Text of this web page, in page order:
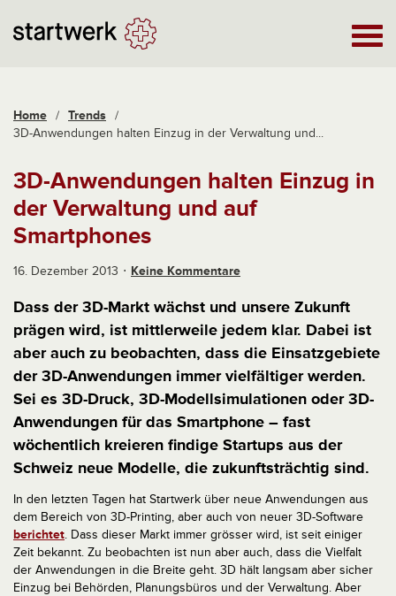
Home / Trends /
3D-Anwendungen halten Einzug in der Verwaltung und...
3D-Anwendungen halten Einzug in
der Verwaltung und auf
Smartphones
16. Dezember 2013 Keine Kommentare
Dass der 3D-Markt wächst und unsere Zukunft
prägen wird, ist mittlerweile jedem klar. Dabei ist
aber auch zu beobachten, dass die Einsatzgebiete
der 3D-Anwendungen immer vielfältiger werden.
Sei es 3D-Druck, 3D-Modellsimulationen oder 3D-
Anwendungen für das Smartphone – fast
wöchentlich kreieren findige Startups aus der
Schweiz neue Modelle, die zukunftsträchtig sind.
In den letzten Tagen hat Startwerk über neue Anwendungen aus
dem Bereich von 3D-Printing, aber auch von neuer 3D-Software
berichtet. Dass dieser Markt immer grösser wird, ist seit einiger
Zeit bekannt. Zu beobachten ist nun aber auch, dass die Vielfalt
der Anwendungen in die Breite geht. 3D hält langsam aber sicher
Einzug bei Behörden, Planungsbüros und der Verwaltung. Aber